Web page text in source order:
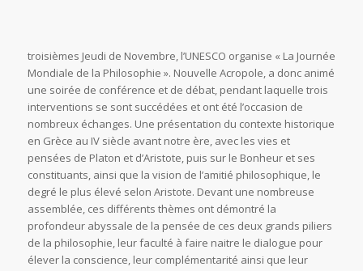
troisièmes Jeudi de Novembre, l’UNESCO organise « La Journée
Mondiale de la Philosophie ». Nouvelle Acropole, a donc animé
une soirée de conférence et de débat, pendant laquelle trois
interventions se sont succédées et ont été l’occasion de
nombreux échanges. Une présentation du contexte historique
en Grèce au IV siècle avant notre ère, avec les vies et
pensées de Platon et d’Aristote, puis sur le Bonheur et ses
constituants, ainsi que la vision de l’amitié philosophique, le
degré le plus élevé selon Aristote. Devant une nombreuse
assemblée, ces différents thèmes ont démontré la
profondeur abyssale de la pensée de ces deux grands piliers
de la philosophie, leur faculté à faire naitre le dialogue pour
élever la conscience, leur complémentarité ainsi que leur